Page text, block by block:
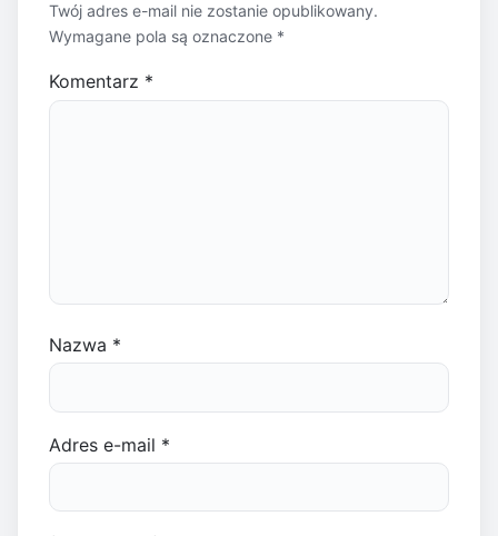
Twój adres e-mail nie zostanie opublikowany.
Wymagane pola są oznaczone *
Komentarz *
Nazwa *
Adres e-mail *